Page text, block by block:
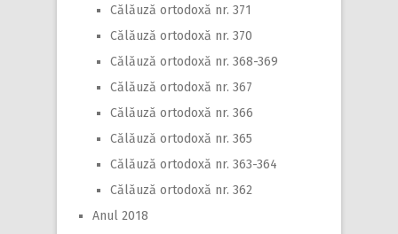
Călăuză ortodoxă nr. 371
Călăuză ortodoxă nr. 370
Călăuză ortodoxă nr. 368-369
Călăuză ortodoxă nr. 367
Călăuză ortodoxă nr. 366
Călăuză ortodoxă nr. 365
Călăuză ortodoxă nr. 363-364
Călăuză ortodoxă nr. 362
Anul 2018